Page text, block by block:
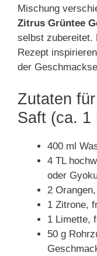
Mischung
Zitrus Grüntee
selbst zubereitet.
Rezept
der
Zutaten
Saft (ca. 1
400 ml
4 TL
oder
2
1 Zitrone,
1 Limette,
50 g